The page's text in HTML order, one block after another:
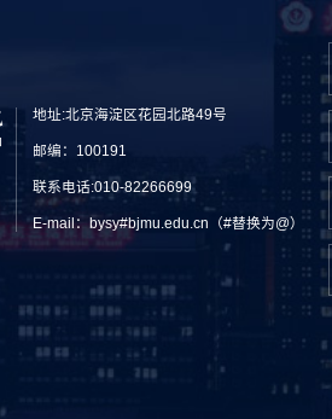
地址:北京海淀区花园北路49号
邮编：100191
联系电话:010-82266699
E-mail：bysy#bjmu.edu.cn（#替换为@）